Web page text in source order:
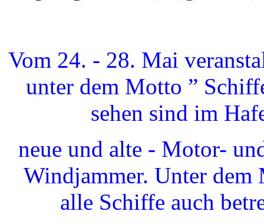
Vom 24. - 28. Mai
unter dem Motto ”
sehen sind im
neue und alte - Motor-
Windjammer. Unter dem
alle Schiffe auch